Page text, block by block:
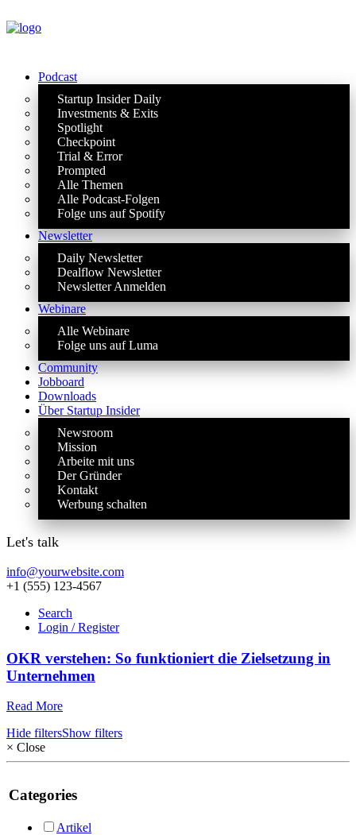
Podcast
Startup Insider Daily
Investments & Exits
Spotlight
Checkpoint
Trial & Error
Prompted
Alle Themen
Alle Podcast-Folgen
Folge uns auf Spotify
Newsletter
Daily Newsletter
Dealflow Newsletter
Newsletter Anmelden
Webinare
Alle Webinare
Folge uns auf Luma
Community
Jobboard
Downloads
Über Startup Insider
Newsroom
Mission
Arbeite mit uns
Der Gründer
Kontakt
Werbung schalten
Let's talk
info@yourwebsite.com
+1 (555) 123-4567
Search
Login / Register
OKR verstehen: So funktioniert die Zielsetzung in
Unternehmen
Read More
Hide filtersShow filters
× Close
Categories
Artikel